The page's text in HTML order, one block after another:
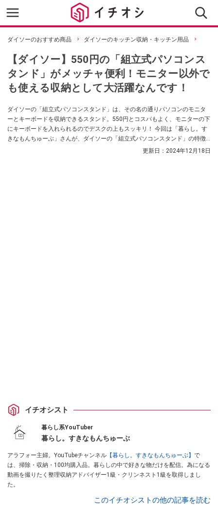
ダイソーのおすすめ商品 ダイソーのキッチン収納・キッチン用品
【ダイソー】550円の「組立式パソコンス
タンド」がメッチャ便利！モニター以外で
も使える収納として大活躍なんです！
ダイソーの「組立式パソコンスタンド」は、その名の通りパソコンのモニタ
ーとキーボードを収納できるスタンド。550円とコスパもよく、モニターの下
にキーボードを入れられるのでデスクの上もスッキリ！ 今回は「暮らし。す
きなもんちゅーぶ」さんが、ダイソーの「組立式パソコンスタンド」の特徴
や、キッチンでの活用アイデアを紹介してくれました。更新日： 2024年12月18日
イチオシスト
暮らし系YouTuber
暮らし。すきなもんちゅーぶ
アラフォー主婦。YouTubeチャンネル 【暮らし。すきなもんちゅーぶ】 で
は、掃除・収納・100均購入品。暮らしの中で好きな物だけを配信。為になる
動画を撮りたく整理収納アドバイザー1級・クリンネスト1級を取得しまし
た。
このイチオシストの他の記事を読む